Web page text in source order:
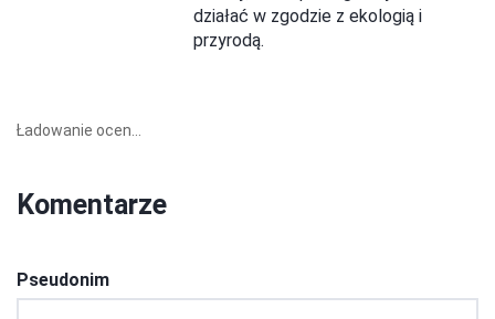
działać w zgodzie z ekologią i
przyrodą.
Ładowanie ocen...
Komentarze
Pseudonim